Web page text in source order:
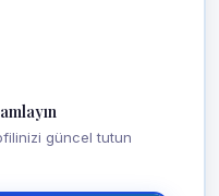
güncel tutun